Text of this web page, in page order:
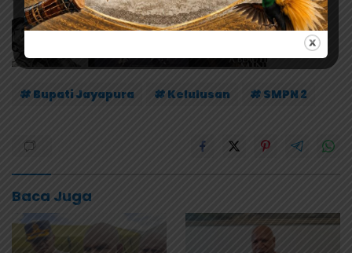
# Bupati Jayapura # Kelulusan # SMPN 2
Baca Juga